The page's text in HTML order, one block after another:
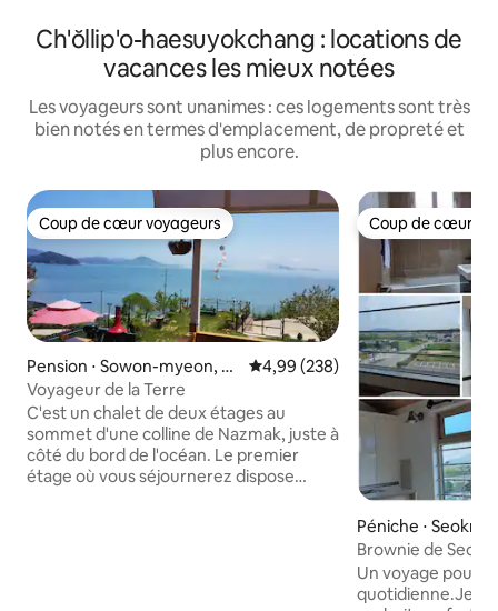
Ch'ŏllip'o-haesuyokchang : locations de
vacances les mieux notées
Les voyageurs sont unanimes : ces logements sont très
bien notés en termes d'emplacement, de propreté et
plus encore.
Coup de cœur voyageurs
Coup de cœur voyageurs
Pension ⋅ Sowon-myeon, Ta
ean-gun
Évaluation moyenne sur la
4,99 (238)
Voyageur de la Terre
C'est un chalet de deux étages au
sommet d'une colline de Nazmak, juste à
côté du bord de l'océan. Le premier
étage où vous séjournerez dispose
Coup de cœur
Coup de cœur
Péniche ⋅
eosan-si
Brownie de
voyage d'affaires,
salles de bain, 10
Un voyage pour
quotidienne.Je